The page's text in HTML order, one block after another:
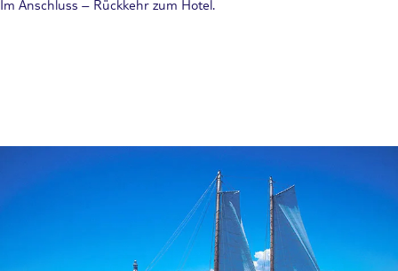
Im Anschluss – Rückkehr zum Hotel.